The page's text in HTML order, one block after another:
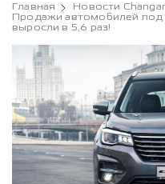
Главная
Новости
Продажи автомобилей под
выросли в 5,6 раз!